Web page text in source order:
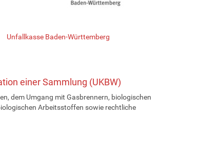
Unfallkasse Baden-Württemberg
einer Sammlung (UKBW)
dem Umgang mit Gasbrennern, biologischen
Arbeitsstoffen sowie rechtliche